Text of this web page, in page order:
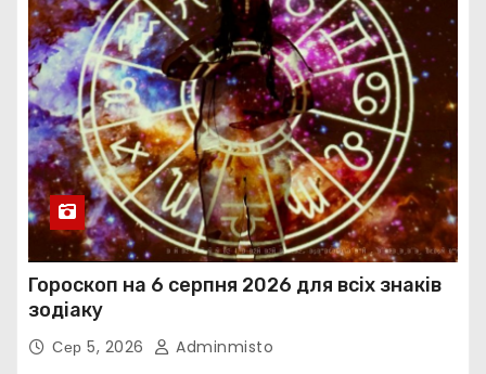
Гороскоп на 6 серпня 2026 для всіх знаків
зодіаку
Сер 5, 2026 Adminmisto